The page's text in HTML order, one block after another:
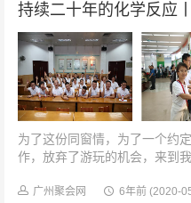
为了这份同窗情，为了一个约
作，放弃了游玩的机会，来到
食堂午餐游校园你划我猜...
广州聚会网 6年前 (2020-